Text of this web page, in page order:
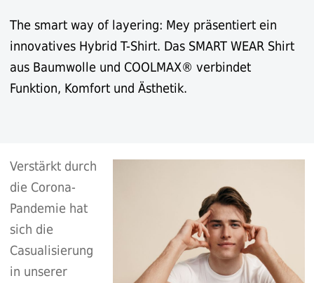
The smart way of layering: Mey präsentiert ein
innovatives Hybrid T-Shirt. Das SMART WEAR Shirt
aus Baumwolle und COOLMAX® verbindet
Funktion, Komfort und Ästhetik.
Verstärkt durch
die Corona-
Pandemie hat
sich die
Casualisierung
in unserer